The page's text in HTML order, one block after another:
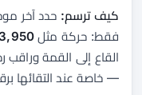
كيف ترسم: حدد آخر
فقط: حركة مثل→ 4,350$
— خاصة عند التقائها